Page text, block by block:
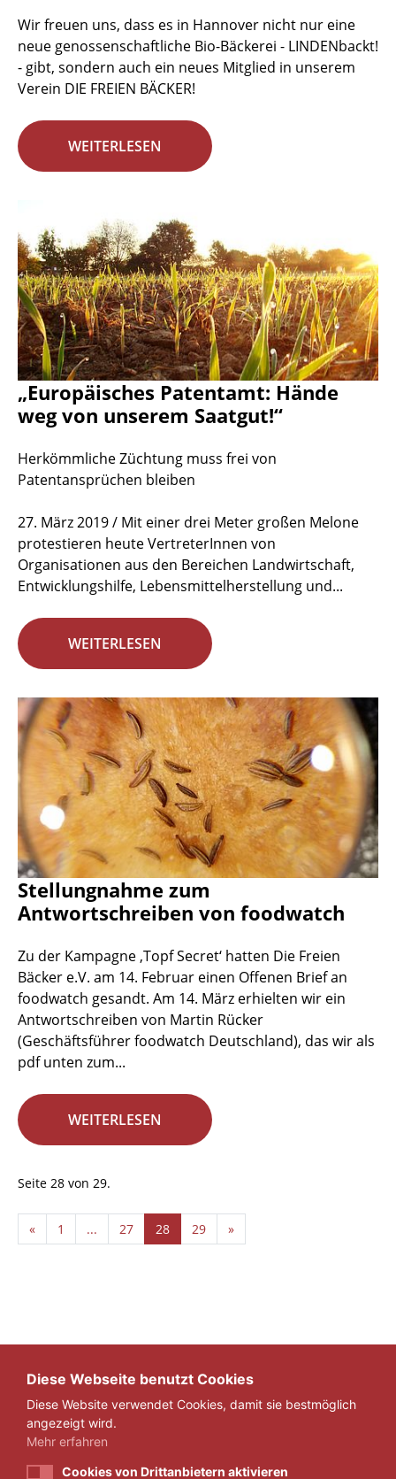
Wir freuen uns, dass es in Hannover nicht nur eine
neue genossenschaftliche Bio-Bäckerei - LINDENbackt!
- gibt, sondern auch ein neues Mitglied in unserem
Verein DIE FREIEN BÄCKER!
WEITERLESEN
„Europäisches Patentamt: Hände
weg von unserem Saatgut!“
Herkömmliche Züchtung muss frei von
Patentansprüchen bleiben
27. März 2019 / Mit einer drei Meter großen Melone
protestieren heute VertreterInnen von
Organisationen aus den Bereichen Landwirtschaft,
Entwicklungshilfe, Lebensmittelherstellung und...
WEITERLESEN
Stellungnahme zum
Antwortschreiben von foodwatch
Zu der Kampagne ‚Topf Secret‘ hatten Die Freien
Bäcker e.V. am 14. Februar einen Offenen Brief an
foodwatch gesandt. Am 14. März erhielten wir ein
Antwortschreiben von Martin Rücker
(Geschäftsführer foodwatch Deutschland), das wir als
pdf unten zum...
WEITERLESEN
Seite 28 von 29.
« 1 ... 27 28 29 »
Diese Webseite benutzt Cookies
Diese Website verwendet Cookies, damit sie bestmöglich
angezeigt wird.
Mehr erfahren
Cookies von Drittanbietern aktivieren